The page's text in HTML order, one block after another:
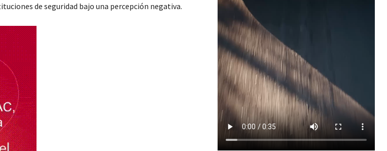
de seguridad bajo una percepción negativa.